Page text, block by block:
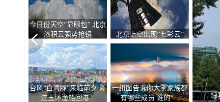
今日份天空“显眼包” 北京
浓积云强势抢镜
北京上空出现“七彩云”
台风“白海豚”来临前夕 浙
江玉环渔船回港...
一组图告诉你大雾家族都
有哪些成员 谁的“...
惊